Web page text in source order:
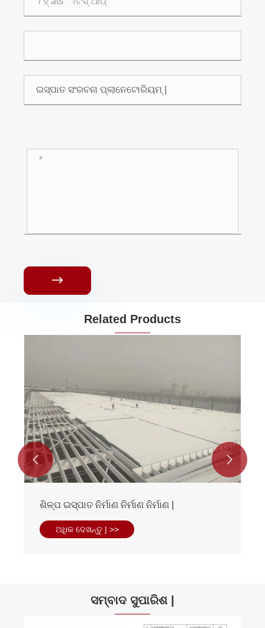

Related Products
ଇଣ୍ଡଷ୍ଟ୍ରିଆଲ୍ ଷ୍ଟିଲ୍ ଆପାର୍ଟମେଣ୍ଟ
 
ସମ୍ବାଦ ସୁପାରିଶ |